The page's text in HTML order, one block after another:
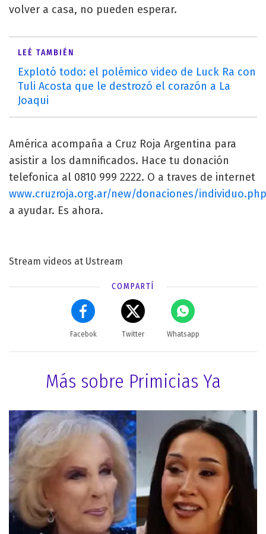
volver a casa, no pueden esperar.
LEÉ TAMBIÉN
Explotó todo: el polémico video de Luck Ra con
Tuli Acosta que le destrozó el corazón a La
Joaqui
América acompaña a Cruz Roja Argentina para
asistir a los damnificados. Hace tu donación
telefonica al 0810 999 2222. O a traves de internet
www.cruzroja.org.ar/new/donaciones/individuo.php
a ayudar. Es ahora.
Stream videos at Ustream
COMPARTÍ
Facebok Twitter Whatsapp
Más sobre Primicias Ya